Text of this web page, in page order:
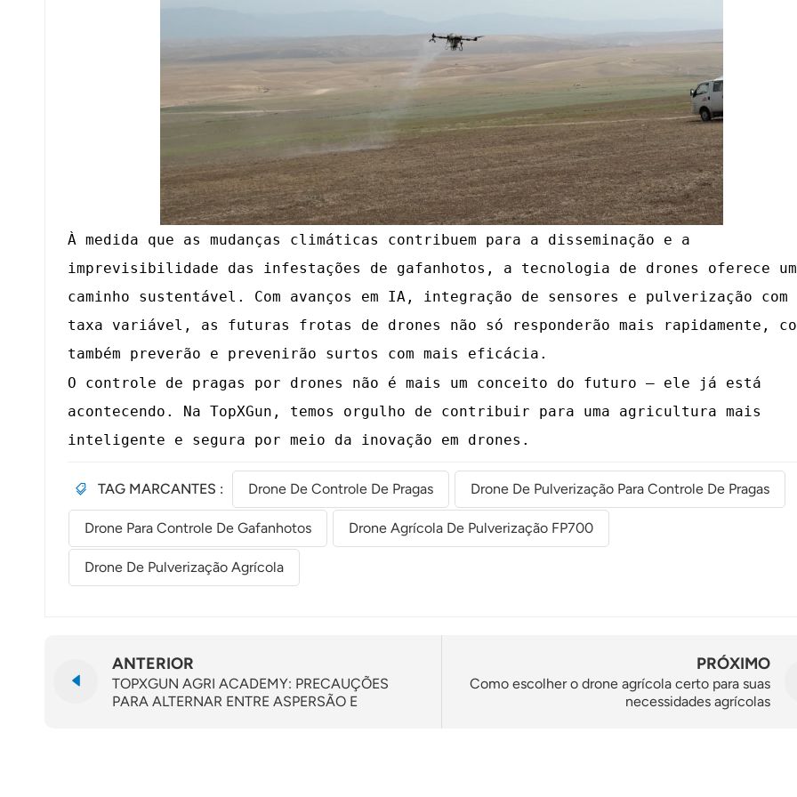
À medida que as mudanças climáticas contribuem para a disseminação e a
imprevisibilidade das infestações de gafanhotos, a tecnologia de drones oferece um
caminho sustentável. Com avanços em IA, integração de sensores e pulverização com
taxa variável, as futuras frotas de drones não só responderão mais rapidamente,
também preverão e prevenirão surtos com mais eficácia.
O controle de pragas por drones não é mais um conceito do futuro — ele já está
acontecendo. Na TopXGun, temos orgulho de contribuir para uma agricultura mais
inteligente e segura por meio da inovação em drones.
TAG MARCANTES : Drone De Controle De Pragas Drone De Pulverização Para Controle De Pragas
Drone Para Controle De Gafanhotos Drone Agrícola De Pulverização FP700
Drone De Pulverização Agrícola
ANTERIOR
TOPXGUN AGRI ACADEMY: PRECAUÇÕES
PARA ALTERNAR ENTRE ASPERSÃO E
PRÓXIMO
Como escolher o drone agrícola certo para suas
necessidades agrícolas